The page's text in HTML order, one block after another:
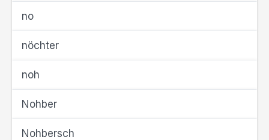
no
nöchter
noh
Nohber
Nohbersch